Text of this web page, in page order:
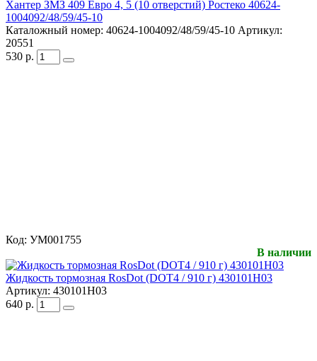
Хантер ЗМЗ 409 Евро 4, 5 (10 отверстий) Ростеко 40624-
1004092/48/59/45-10
Каталожный номер: 40624-1004092/48/59/45-10 Артикул:
20551
530 р.
Код: УМ001755
В наличии
Жидкость тормозная RosDot (DOT4 / 910 г) 430101H03
Артикул: 430101H03
640 р.